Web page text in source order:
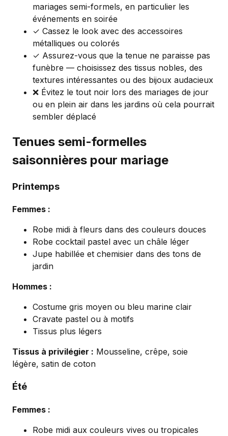
mariages semi-formels, en particulier les
événements en soirée
✓ Cassez le look avec des accessoires
métalliques ou colorés
✓ Assurez-vous que la tenue ne paraisse pas
funèbre — choisissez des tissus nobles, des
textures intéressantes ou des bijoux audacieux
❌ Évitez le tout noir lors des mariages de jour
ou en plein air dans les jardins où cela pourrait
sembler déplacé
Tenues semi-formelles
saisonnières pour mariage
Printemps
Femmes :
Robe midi à fleurs dans des couleurs douces
Robe cocktail pastel avec un châle léger
Jupe habillée et chemisier dans des tons de
jardin
Hommes :
Costume gris moyen ou bleu marine clair
Cravate pastel ou à motifs
Tissus plus légers
Tissus à privilégier : Mousseline, crêpe, soie
légère, satin de coton
Été
Femmes :
Robe midi aux couleurs vives ou tropicales